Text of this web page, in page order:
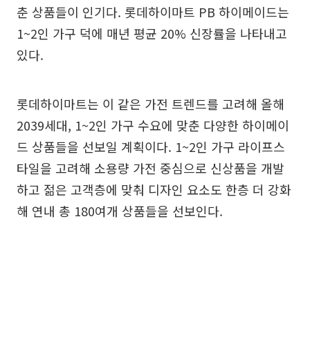
춘 상품들이 인기다. 롯데하이마트 PB 하이메이드는
1~2인 가구 덕에 매년 평균 20% 신장률을 나타내고
있다.
롯데하이마트는 이 같은 가전 트렌드를 고려해 올해
2039세대, 1~2인 가구 수요에 맞춘 다양한 하이메이
드 상품들을 선보일 계획이다. 1~2인 가구 라이프스
타일을 고려해 소용량 가전 중심으로 신상품을 개발
하고 젊은 고객층에 맞춰 디자인 요소도 한층 더 강화
해 연내 총 180여개 상품들을 선보인다.